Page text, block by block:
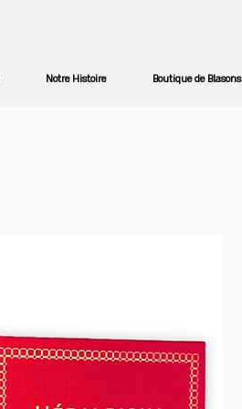
Notre Histoire Boutique de Blasons